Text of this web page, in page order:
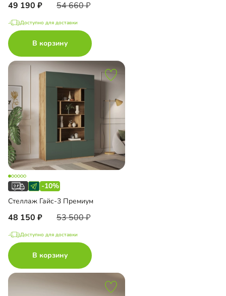
49 190 54 660
Доступно для доставки
В корзину
-10%
Стеллаж Гайс-3 Премиум
48 150 53 500
Доступно для доставки
В корзину